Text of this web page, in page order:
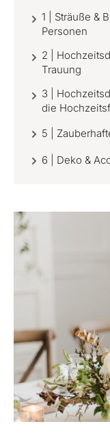
1 | Sträuße &
Personen
2 |
Trauung
3 |
die
5 |
6 | Deko &